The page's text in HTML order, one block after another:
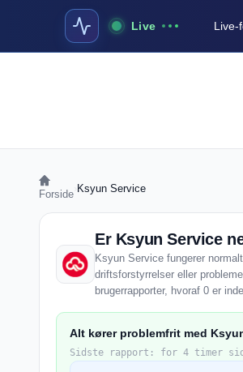
Live Live-
Forside Ksyun Service
Er Ksyun Service
Ksyun Service fungerer
driftsforstyrrelser eller
brugerrapporter, hvoraf 0 er
Alt kører problemfrit med
Sidste rapport: for 4 timer